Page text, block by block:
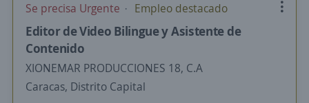
Se precisa Urgente Empleo destacado
Editor de Video Bilingue y Asistente de
Contenido
XIONEMAR PRODUCCIONES 18, C.A
Caracas, Distrito Capital